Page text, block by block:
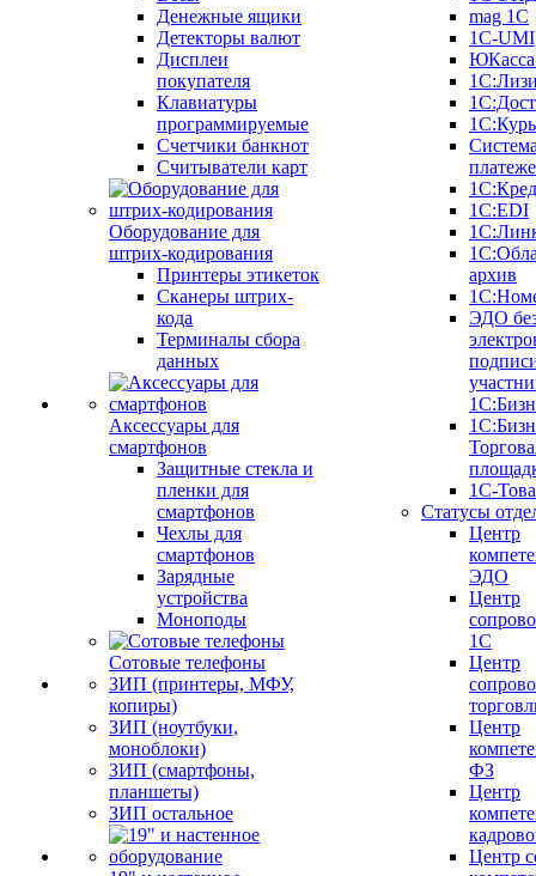
Денежные ящики
Детекторы валют
Дисплеи
покупателя
Клавиатуры
программируемые
Счетчики банкнот
Считыватели карт
Оборудование для
штрих-кодирования
Принтеры этикеток
Сканеры штрих-
кода
Терминалы сбора
данных
Аксессуары для
смартфонов
Защитные стекла и
пленки для
смартфонов
Чехлы для
смартфонов
Зарядные
устройства
Моноподы
Сотовые телефоны
ЗИП (принтеры, МФУ,
копиры)
ЗИП (ноутбуки,
моноблоки)
ЗИП (смартфоны,
планшеты)
ЗИП остальное
mag 1C
1C-UMI
1С:EDI
архив
ЭДО
1С-
Статусы
Центр
ЭДО
Центр
1С
Центр
Центр
ФЗ
Центр
Центр